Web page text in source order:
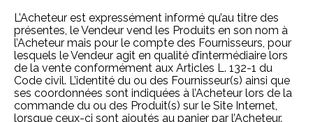
L’Acheteur est expressément informé qu’au titre des
présentes, le Vendeur vend les Produits en son nom à
l’Acheteur mais pour le compte des Fournisseurs, pour
lesquels le Vendeur agit en qualité d’intermédiaire lors
de la vente conformément aux Articles L. 132-1 du
Code civil. L’identité du ou des Fournisseur(s) ainsi que
ses coordonnées sont indiquées à l’Acheteur lors de la
commande du ou des Produit(s) sur le Site Internet,
lorsque ceux-ci sont ajoutés au panier par l’Acheteur.